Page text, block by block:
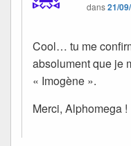
dans21/
Cool… tu me
absolument que je
« Imogène ».
Merci, Alphomega !